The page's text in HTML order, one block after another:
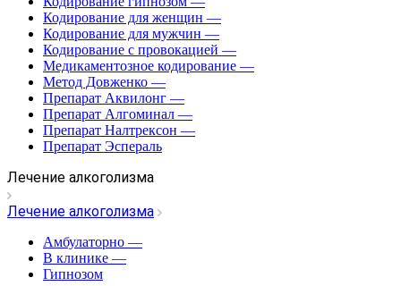
Кодирование для женщин —
Кодирование для мужчин —
Кодирование с провокацией —
Медикаментозное кодирование —
Метод Довженко —
Препарат Аквилонг —
Препарат Алгоминал —
Препарат Налтрексон —
Препарат Эспераль
Лечение алкоголизма
Лечение алкоголизма
Амбулаторно —
В клинике —
Гипнозом